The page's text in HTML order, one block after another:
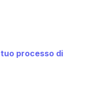
processo di